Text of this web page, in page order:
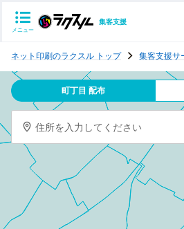
メニュー
集客支援
テ
ン
グ
ネット印刷のラクスル トップ 集客支援サ
町丁目 配布
住所を入力してください